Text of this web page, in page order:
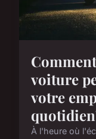
voiture
votre
À l'heure où